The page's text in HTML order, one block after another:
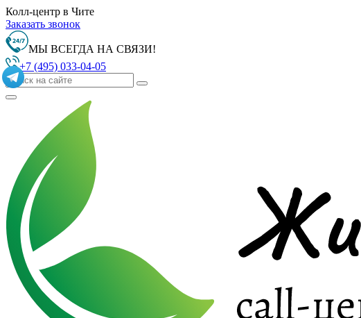
Колл-центр в Чите
Заказать звонок
МЫ ВСЕГДА НА СВЯЗИ!
+7 (495) 033-04-05